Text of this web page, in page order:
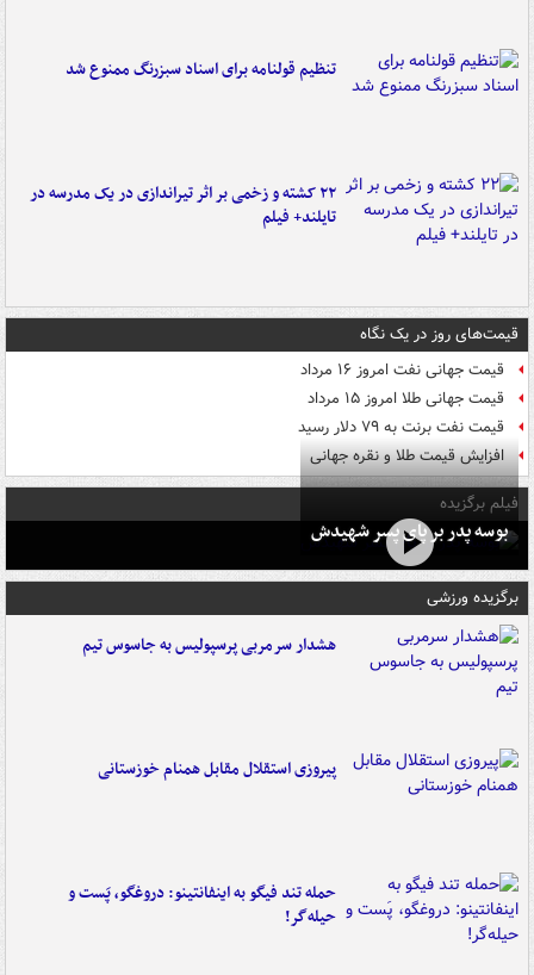
تنظیم قولنامه برای اسناد سبزرنگ ممنوع شد
۲۲ کشته و زخمی بر اثر تیراندازی در یک مدرسه در
تایلند+ فیلم
قیمت‌های روز در یک نگاه
قیمت جهانی نفت امروز ۱۶ مرداد
قیمت جهانی طلا امروز ۱۵ مرداد
قیمت نفت برنت به ۷۹ دلار رسید
افزایش قیمت طلا و نقره جهانی
فیلم برگزیده
بوسه‌ پدر بر پای پسر شهیدش
برگزیده ورزشی
هشدار سرمربی پرسپولیس به جاسوس تیم
پیروزی استقلال مقابل همنام خوزستانی
حمله تند فیگو به اینفانتینو: دروغگو، پَست‌ و
حیله‌گر!